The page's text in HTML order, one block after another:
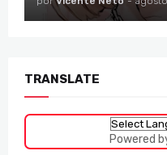
TRANSLATE
Powered